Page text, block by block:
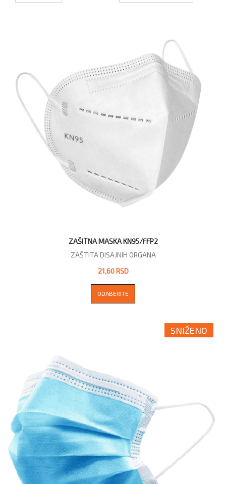
ZAŠITNA MASKA KN95/FFP2
ZAŠTITA DISAJNIH ORGANA
21,60 RSD
ODABERITE
SNIŽENO